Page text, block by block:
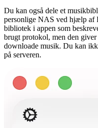
Du kan også dele et
personlige NAS ved hjælp af
bibliotek i appen som
brugt protokol, men den
downloade musik. Du kan
på serveren.